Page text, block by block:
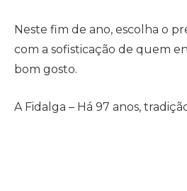
Neste fim de ano, escolha o
com a sofisticação de quem
bom gosto.
A Fidalga – Há 97 anos,